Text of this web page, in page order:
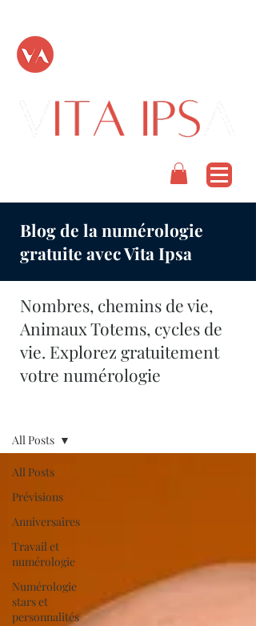
Blog de la numérologie
gratuite avec Vita Ipsa
Nombres, chemins de vie,
Animaux Totems, cycles de
vie. Explorez gratuitement
votre numérologie
All Posts
Prévisions
Anniversaires
Travail et
numérologie
Numérologie
stars et
personnalités
All Posts